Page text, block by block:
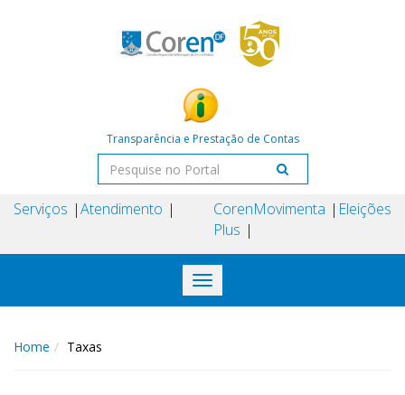
Transparência e Prestação de Contas
Serviços Atendimento
Coren
Plus
Movimenta Eleições
Toggle
navigation
Home Taxas